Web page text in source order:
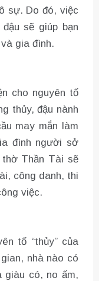
sự. Do đó, việc
sẽ giúp bạn
gia đình.
cho nguyên tố
thủy, đậu nành
may mắn làm
đình người sở
Thần Tài sẽ
công danh, thi
việc.
tố “thủy” của
nhà nào có
giàu có, no ấm,